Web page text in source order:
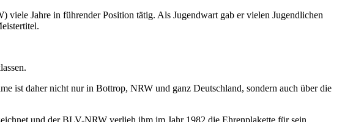
Jahre in führender Position tätig. Als Jugendwart gab er vielen Jugendlichen
ist daher nicht nur in Bottrop, NRW und ganz Deutschland, sondern auch über die
und der BLV-NRW verlieh ihm im Jahr 1982 die Ehrenplakette für sein